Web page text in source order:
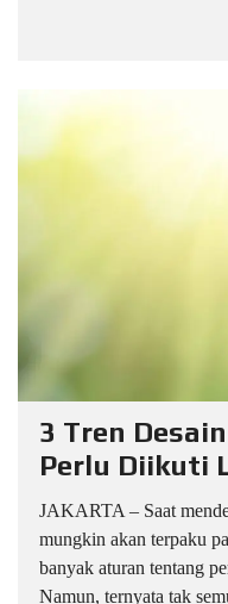
3 Tren
Perlu Diikuti
JAKARTA – Saat
mungkin akan terpaku
banyak aturan tentang
Namun, ternyata tak